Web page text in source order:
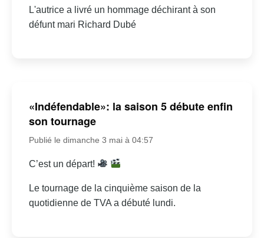
L'autrice a livré un hommage déchirant à son
défunt mari Richard Dubé
«Indéfendable»: la saison 5 débute enfin
son tournage
Publié le dimanche 3 mai à 04:57
C’est un départ!
Le tournage de la cinquième saison de la
quotidienne de TVA a débuté lundi.